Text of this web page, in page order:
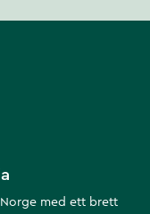
Norge med ett brett